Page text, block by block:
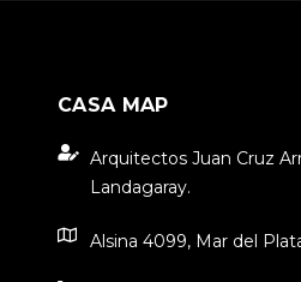
CASA MAP
Arquitectos Juan Cruz
Landagaray.
Alsina 4099, Mar del